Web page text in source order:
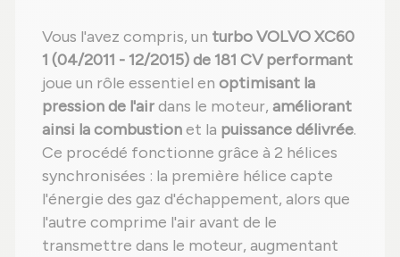
Vous l'avez compris, un turbo VOLVO XC60
1 (04/2011 - 12/2015) de 181 CV performant
joue un rôle essentiel en optimisant la
pression de l'airdans le moteur, améliorant
ainsi la combustionet la puissance délivrée.
Ce procédé fonctionne grâce à 2 hélices
synchronisées : la première hélice capte
l'énergie des gaz d'échappement, alors que
l'autre comprime l'air avant de le
transmettre dans le moteur, augmentant